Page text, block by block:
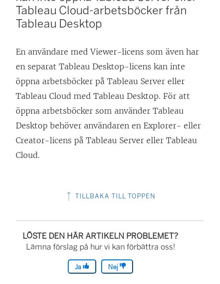
Tableau Cloud-arbetsböcker från
Tableau Desktop
En användare medViewer-licens som även har
en separat Tableau Desktop-licens kan inte
öppna arbetsböcker på Tableau Server eller
Tableau Cloud med Tableau Desktop. För att
öppna arbetsböcker som använder Tableau
Desktop behöver användaren en Explorer- eller
Creator-licens på Tableau Server eller Tableau
Cloud.
TILLBAKA TILL TOPPEN
LÖSTE DEN HÄR ARTIKELN PROBLEMET?
Lämna förslag på hur vi kan förbättra oss!
Ja Nej